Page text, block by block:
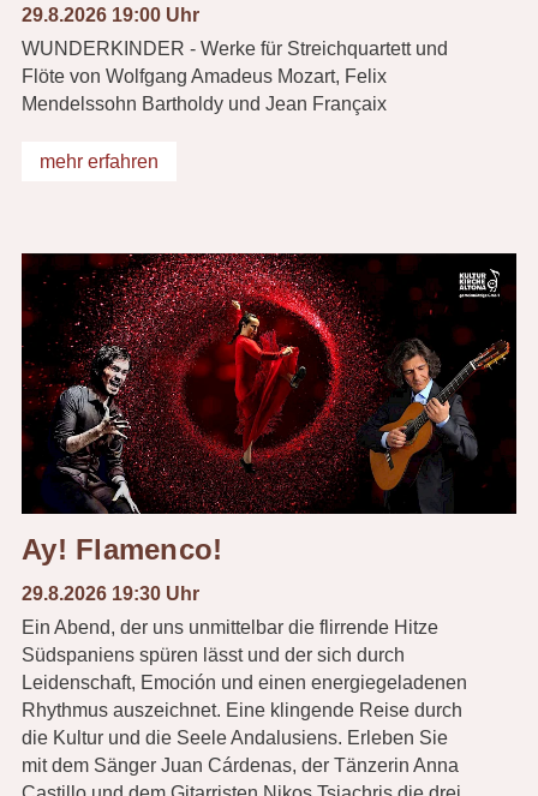
29.8.2026 19:00 Uhr
WUNDERKINDER - Werke für Streichquartett und
Flöte von Wolfgang Amadeus Mozart, Felix
Mendelssohn Bartholdy und Jean Françaix
mehr erfahren
Ay! Flamenco!
29.8.2026 19:30 Uhr
Ein Abend, der uns unmittelbar die flirrende Hitze
Südspaniens spüren lässt und der sich durch
Leidenschaft, Emoción und einen energiegeladenen
Rhythmus auszeichnet. Eine klingende Reise durch
die Kultur und die Seele Andalusiens. Erleben Sie
mit dem Sänger Juan Cárdenas, der Tänzerin Anna